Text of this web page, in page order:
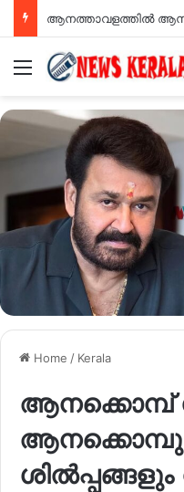
Menu
Home / Kerala
ആനക്കൊമ്പ്